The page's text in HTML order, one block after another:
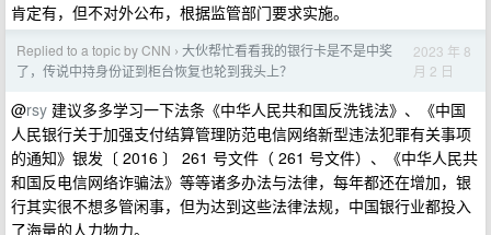
肯定有，但不对外公布，根据监管部门要求实施。
Replied to a topic by CNN › 大伙帮忙看看我的银行卡是不是中奖
了，传说中持身份证到柜台恢复也轮到我头上？
2023 年 8
月 2 日
@rsy 建议多多学习一下法条《中华人民共和国反洗钱法》、《中国
人民银行关于加强支付结算管理防范电信网络新型违法犯罪有关事项
的通知》银发〔 2016 〕 261 号文件（ 261 号文件）、《中华人民共
和国反电信网络诈骗法》等等诸多办法与法律，每年都还在增加，银
行其实很不想多管闲事，但为达到这些法律法规，中国银行业都投入
了海量的人力物力。